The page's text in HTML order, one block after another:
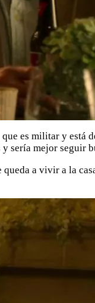
es militar y está
sería mejor seguir
a vivir a la